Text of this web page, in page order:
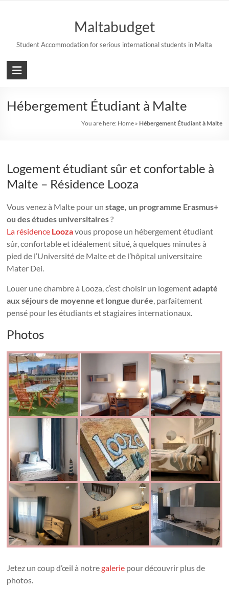
Maltabudget
Student Accommodation for serious international students in Malta
Hébergement Étudiant à Malte
You are here: Home» Hébergement Étudiant à Malte
Logement étudiant sûr et confortable à
Malte – Résidence Looza
Vous venez à Malte pour unstage, un programme Erasmus+
ou des études universitaires?
La résidence Loozavous propose un hébergement étudiant
sûr, confortable et idéalement situé, à quelques minutes à
pied de l’Université de Malte et de l’hôpital universitaire
Mater Dei.
Louer une chambre à Looza, c’est choisir un logementadapté
aux séjours de moyenne et longue durée, parfaitement
pensé pour les étudiants et stagiaires internationaux.
Photos
Jetez un coup d’œil à notregalerie pour découvrir plus de
photos.